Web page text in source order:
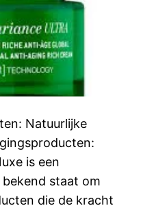
Natuurlijke
is een
staat om
die de kracht